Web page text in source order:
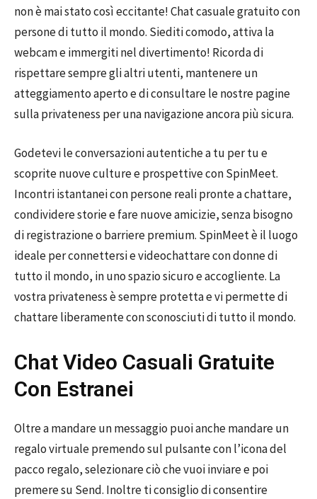
non è mai stato così eccitante! Chat casuale gratuito con
persone di tutto il mondo. Siediti comodo, attiva la
webcam e immergiti nel divertimento! Ricorda di
rispettare sempre gli altri utenti, mantenere un
atteggiamento aperto e di consultare le nostre pagine
sulla privateness per una navigazione ancora più sicura.
Godetevi le conversazioni autentiche a tu per tu e
scoprite nuove culture e prospettive con SpinMeet.
Incontri istantanei con persone reali pronte a chattare,
condividere storie e fare nuove amicizie, senza bisogno
di registrazione o barriere premium. SpinMeet è il luogo
ideale per connettersi e videochattare con donne di
tutto il mondo, in uno spazio sicuro e accogliente. La
vostra privateness è sempre protetta e vi permette di
chattare liberamente con sconosciuti di tutto il mondo.
Chat Video Casuali Gratuite
Con Estranei
Oltre a mandare un messaggio puoi anche mandare un
regalo virtuale premendo sul pulsante con l’icona del
pacco regalo, selezionare ciò che vuoi inviare e poi
premere su Send. Inoltre ti consiglio di consentire